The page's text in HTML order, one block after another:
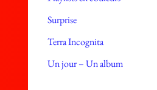
Surprise
Terra Incognita
Un jour – Un album